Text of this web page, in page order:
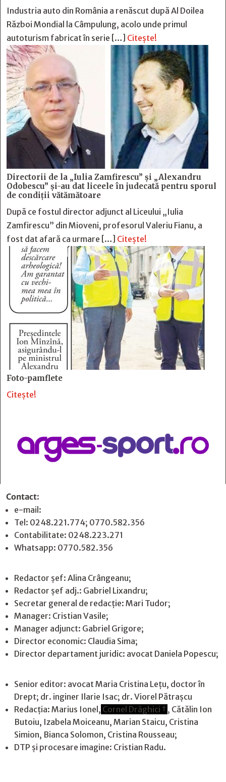
Industria auto din România a renăscut după Al Doilea
Război Mondial la Câmpulung, acolo unde primul
autoturism fabricat în serie […] Citește!
Directorii de la „Iulia Zamfirescu” și „Alexandru
Odobescu” și-au dat liceele în judecată pentru sporul
de condiții vătămătoare
După ce fostul director adjunct al Liceului „Iulia
Zamfirescu” din Mioveni, profesorul Valeriu Fianu, a
fost dat afară ca urmare […] Citește!
Foto-pamflete
Citește!
Contact:
e-mail:
Tel: 0248.221.774; 0770.582.356
Contabilitate: 0248.223.271
Whatsapp: 0770.582.356
Redactor șef: Alina Crângeanu;
Redactor șef adj.: Gabriel Lixandru;
Secretar general de redacție: Mari Tudor;
Manager: Cristian Vasile;
Manager adjunct: Gabriel Grigore;
Director economic: Claudia Sima;
Director departament juridic: avocat Daniela Popescu;
Senior editor: avocat Maria Cristina Leţu, doctor în
Drept; dr. inginer Ilarie Isac; dr. Viorel Pătrașcu
Redacţia: Marius Ionel, Cornel Drăghici † , Cătălin Ion
Butoiu, Izabela Moiceanu, Marian Staicu, Cristina
Simion, Bianca Solomon, Cristina Rousseau;
DTP și procesare imagine: Cristian Radu.